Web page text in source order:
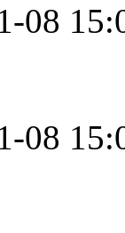
08
08